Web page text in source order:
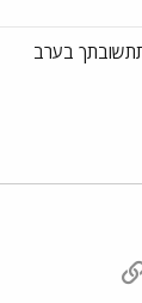
בערב
אלקטרוני